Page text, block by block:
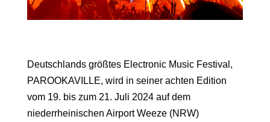
Deutschlands größtes Electronic Music Festival,
PAROOKAVILLE, wird in seiner achten Edition
vom 19. bis zum 21. Juli 2024 auf dem
niederrheinischen Airport Weeze (NRW)